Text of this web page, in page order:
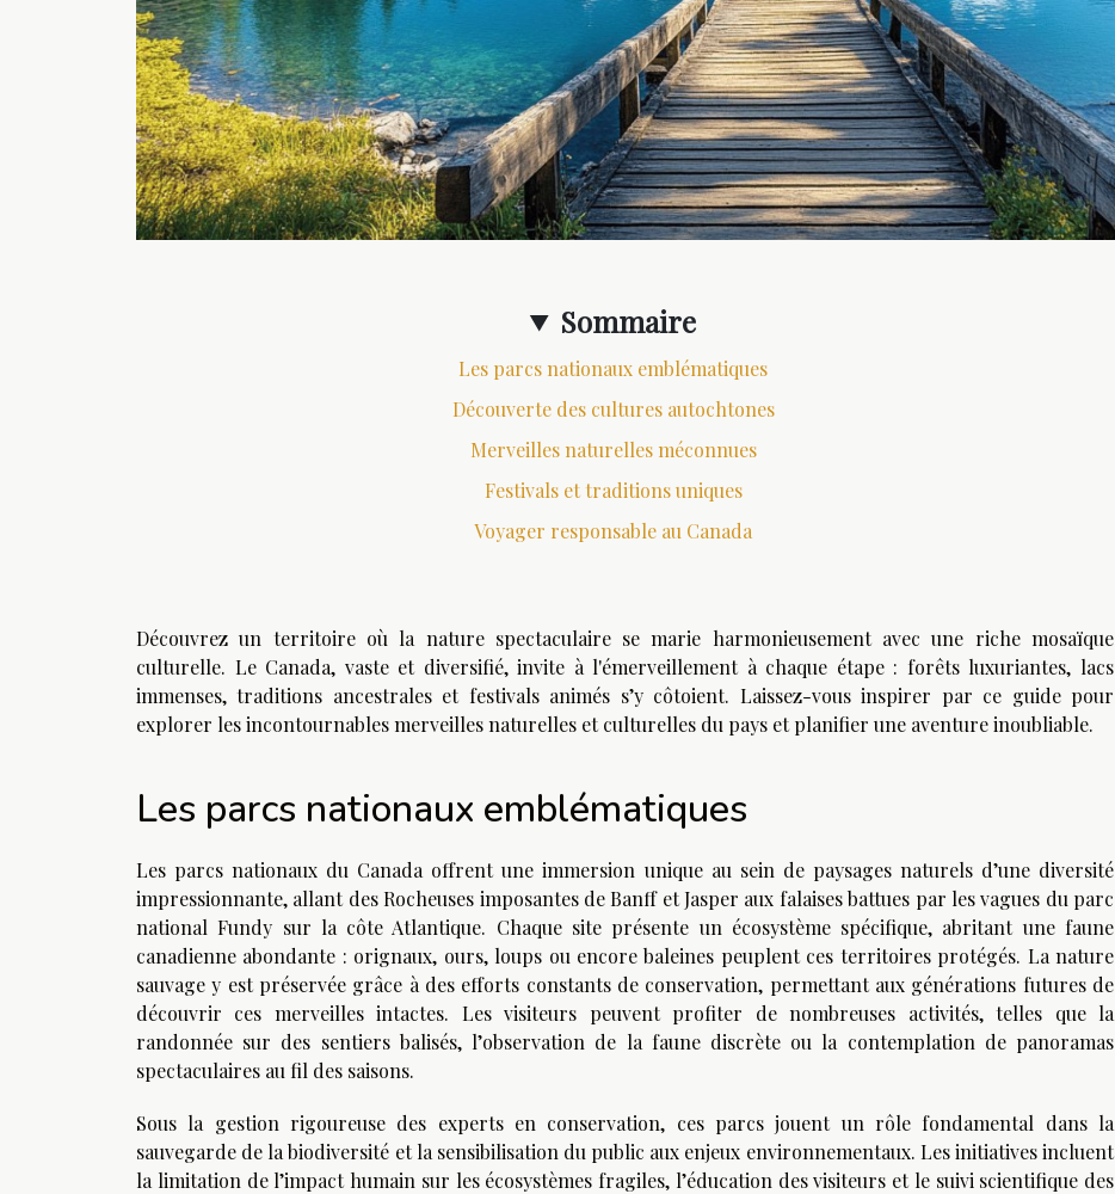
Sommaire
Les parcs nationaux emblématiques
Découverte des cultures autochtones
Merveilles naturelles méconnues
Festivals et traditions uniques
Voyager responsable au Canada
Découvrez un territoire où la nature spectaculaire se marie harmonieusement avec une riche mosaïque
culturelle. Le Canada, vaste et diversifié, invite à l'émerveillement à chaque étape : forêts luxuriantes, lacs
immenses, traditions ancestrales et festivals animés s’y côtoient. Laissez-vous inspirer par ce guide pour
explorer les incontournables merveilles naturelles et culturelles du pays et planifier une aventure inoubliable.
Les parcs nationaux emblématiques
Les parcs nationaux du Canada offrent une immersion unique au sein de paysages naturels d’une diversité
impressionnante, allant des Rocheuses imposantes de Banff et Jasper aux falaises battues par les vagues du parc
national Fundy sur la côte Atlantique. Chaque site présente un écosystème spécifique, abritant une faune
canadienne abondante : orignaux, ours, loups ou encore baleines peuplent ces territoires protégés. La nature
sauvage y est préservée grâce à des efforts constants de conservation, permettant aux générations futures de
découvrir ces merveilles intactes. Les visiteurs peuvent profiter de nombreuses activités, telles que la
randonnée sur des sentiers balisés, l’observation de la faune discrète ou la contemplation de panoramas
spectaculaires au fil des saisons.
Sous la gestion rigoureuse des experts en conservation, ces parcs jouent un rôle fondamental dans la
sauvegarde de la biodiversité et la sensibilisation du public aux enjeux environnementaux. Les initiatives incluent
la limitation de l’impact humain sur les écosystèmes fragiles, l’éducation des visiteurs et le suivi scientifique des